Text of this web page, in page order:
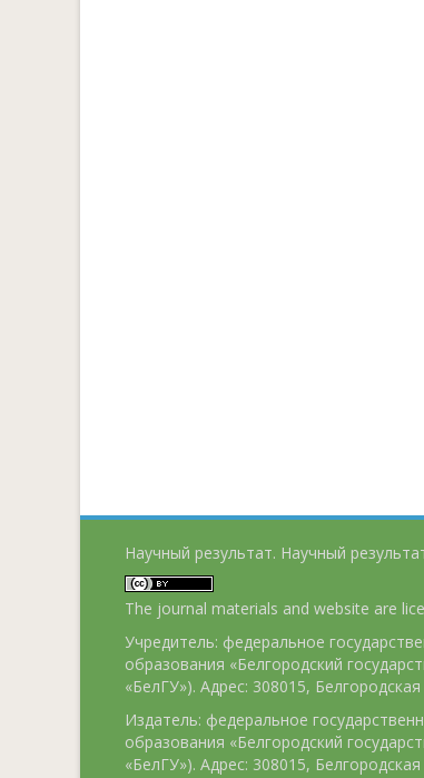
Научный результат. Научный
The journal materials and website are
Учредитель: федеральное
образования «Белгородский
«БелГУ»). Адрес: 308015,
Издатель: федеральное
образования «Белгородский
«БелГУ»). Адрес: 308015,